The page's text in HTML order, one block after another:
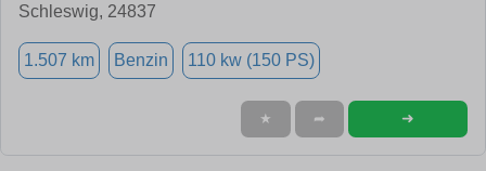
Schleswig, 24837
1.507 km Benzin 110 kw (150 PS)
★ ➦ ➜